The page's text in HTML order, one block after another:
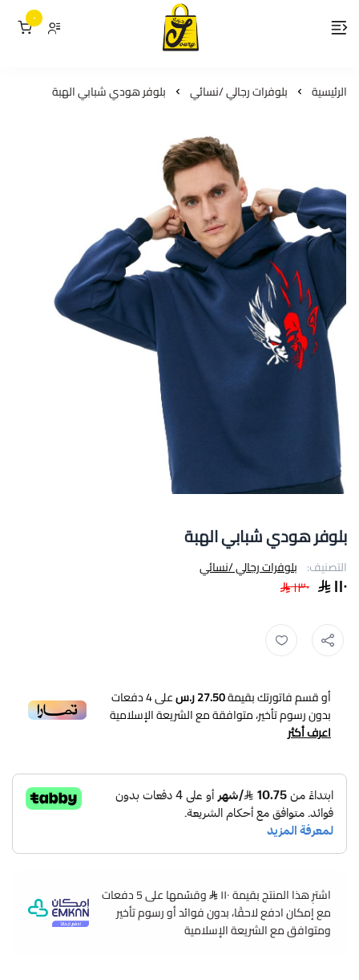
لمسات جوري
٠
الرئيسية بلوفرات رجالي /نسائي بلوفر هودي شبابي الهبة
بلوفر هودي شبابي الهبة
التصنيف: بلوفرات رجالي /نسائي
١١٠ ١٣٠
أو قسم فاتورتك بقيمة27.50 ر.س على4دفعات
بدون رسوم تأخير، متوافقة مع الشريعة الإسلامية
اعرف أكثر
اشترِ هذا المنتج بقيمة ١١٠
وقسّمها على 5 دفعات
مع إمكان ادفع لاحقًا، بدون فوائد أو رسوم تأخير
ومتوافق مع الشريعة الإسلامية